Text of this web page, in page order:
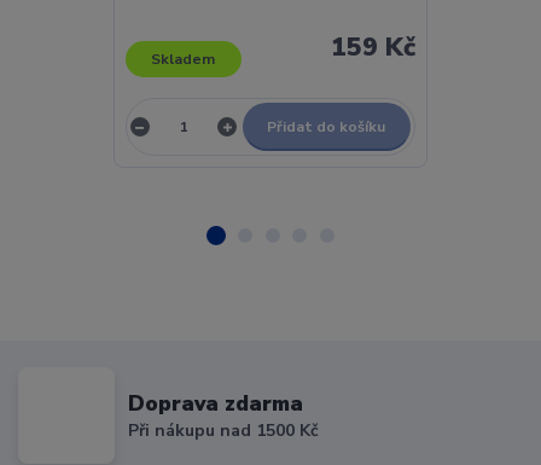
159 Kč
Skladem
Přidat do košíku
Doprava zdarma
Při nákupu nad 1500 Kč